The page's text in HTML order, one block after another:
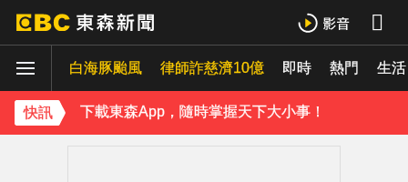
白海豚颱風 律師詐慈濟10億 即時 熱門 生活
快訊
下載東森App，隨時掌握天下大小事！